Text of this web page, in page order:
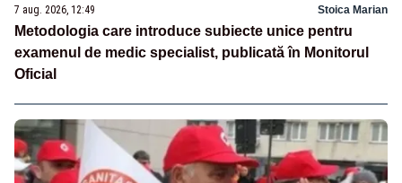
7 aug. 2026, 12:49 Stoica Marian
Metodologia care introduce subiecte unice pentru
examenul de medic specialist, publicată în Monitorul
Oficial